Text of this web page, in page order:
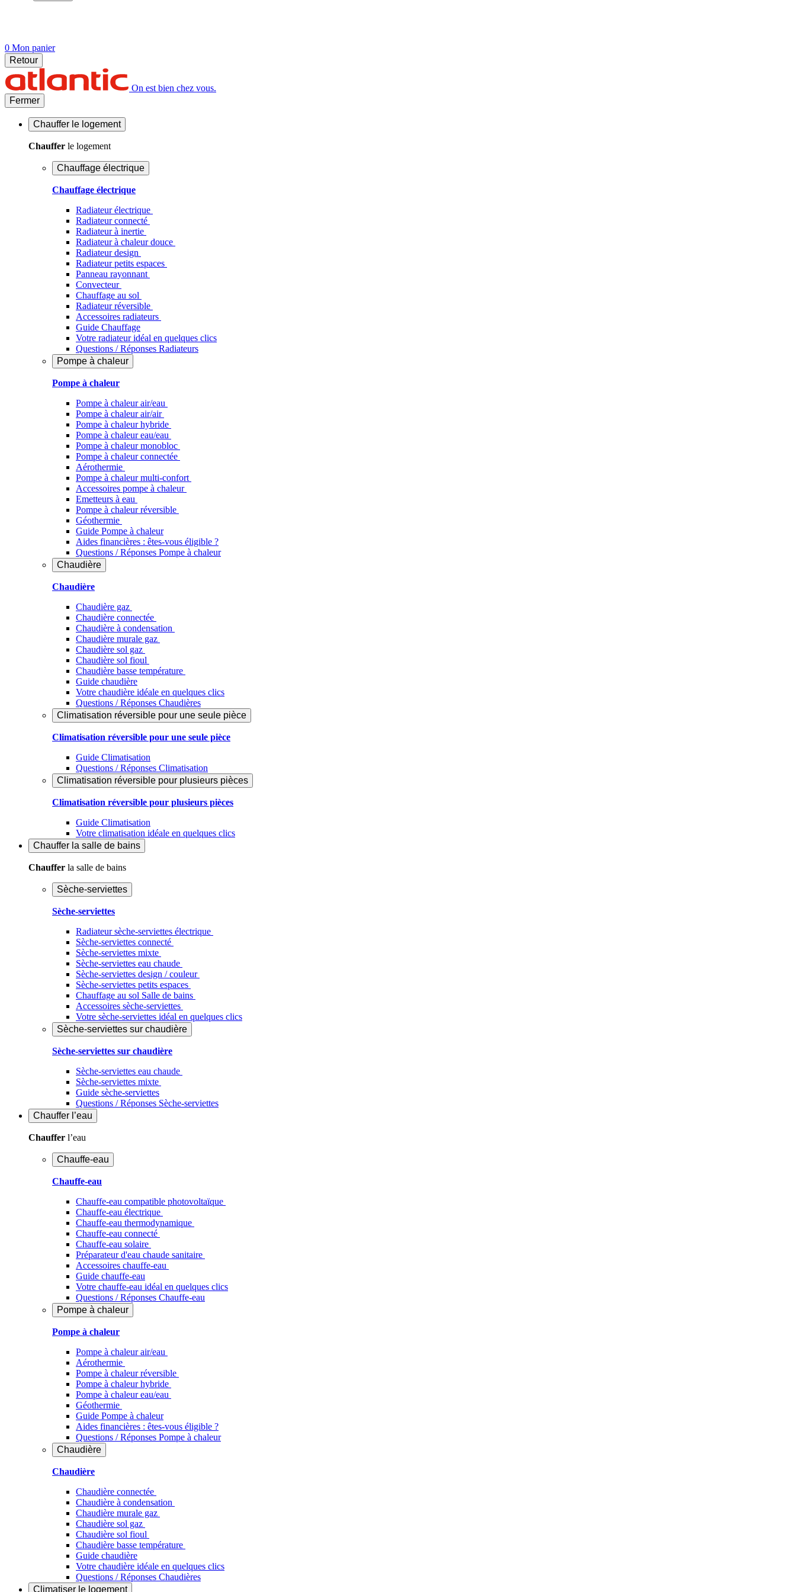
0 Mon panier
Retour
On est bien chez vous.
Fermer
Chauffer le logement
Chauffer le logement
Chauffage électrique
Chauffage électrique
Radiateur électrique
Radiateur connecté
Radiateur à inertie
Radiateur à chaleur douce
Radiateur design
Radiateur petits espaces
Panneau rayonnant
Convecteur
Chauffage au sol
Radiateur réversible
Accessoires radiateurs
Guide Chauffage
Votre radiateur idéal en quelques clics
Questions / Réponses Radiateurs
Pompe à chaleur
Pompe à chaleur
Pompe à chaleur air/eau
Pompe à chaleur air/air
Pompe à chaleur hybride
Pompe à chaleur​ eau/eau
Pompe à chaleur monobloc
Pompe à chaleur connectée
Aérothermie
Pompe à chaleur multi-confort
Accessoires pompe à chaleur
Emetteurs à eau
Pompe à chaleur réversible
Géothermie
Guide Pompe à chaleur
Aides financières : êtes-vous éligible ?
Questions / Réponses Pompe à chaleur
Chaudière
Chaudière
Chaudière gaz
Chaudière connectée
Chaudière à condensation
Chaudière murale gaz
Chaudière sol gaz
Chaudière sol fioul
Chaudière basse température
Guide chaudière
Votre chaudière idéale en quelques clics
Questions / Réponses Chaudières
Climatisation réversible pour une seule pièce
Climatisation réversible pour une seule pièce
Guide Climatisation
Questions / Réponses Climatisation
Climatisation réversible pour plusieurs pièces
Climatisation réversible pour plusieurs pièces
Guide Climatisation
Votre climatisation idéale en quelques clics
Chauffer la salle de bains
Chauffer la salle de bains
Sèche-serviettes
Sèche-serviettes
Radiateur sèche-serviettes électrique
Sèche-serviettes connecté
Sèche-serviettes mixte
Sèche-serviettes eau chaude
Sèche-serviettes design / couleur
Sèche-serviettes petits espaces
Chauffage au sol Salle de bains
Accessoires sèche-serviettes
Votre sèche-serviettes idéal en quelques clics
Sèche-serviettes sur chaudière
Sèche-serviettes sur chaudière
Sèche-serviettes eau chaude
Sèche-serviettes mixte
Guide sèche-serviettes
Questions / Réponses Sèche-serviettes
Chauffer l’eau
Chauffer l’eau
Chauffe-eau
Chauffe-eau
Chauffe-eau compatible photovoltaïque
Chauffe-eau électrique
Chauffe-eau thermodynamique
Chauffe-eau connecté
Chauffe-eau solaire
Préparateur d'eau chaude sanitaire
Accessoires chauffe-eau
Guide chauffe-eau
Votre chauffe-eau idéal en quelques clics
Questions / Réponses Chauffe-eau
Pompe à chaleur
Pompe à chaleur
Pompe à chaleur air/eau
Aérothermie
Pompe à chaleur réversible
Pompe à chaleur hybride
Pompe à chaleur​ eau/eau
Géothermie
Guide Pompe à chaleur
Aides financières : êtes-vous éligible ?
Questions / Réponses Pompe à chaleur
Chaudière
Chaudière
Chaudière connectée
Chaudière à condensation
Chaudière murale gaz
Chaudière sol gaz
Chaudière sol fioul
Chaudière basse température
Guide chaudière
Votre chaudière idéale en quelques clics
Questions / Réponses Chaudières
Climatiser le logement